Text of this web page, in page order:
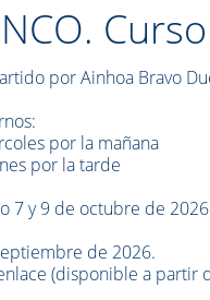
por Ainhoa Bravo
por la mañana
por la tarde
7 y 9 de octubre de
de 2026.
(disponible a partir